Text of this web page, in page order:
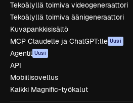
Tekoälyllä toimiva videogeneraattori
Tekoälyllä toimiva äänigeneraattori
Kuvapankkisisältö
MCP Claudelle ja ChatGPT:lle Uusi
Agentit Uusi
API
Mobiilisovellus
Kaikki Magnific-työkalut